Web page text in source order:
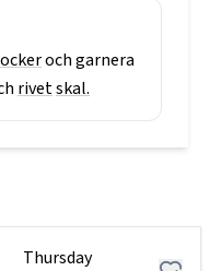
ochgarnera
rivetskal.
Thursday